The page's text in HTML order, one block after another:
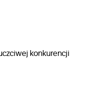
konkurencji